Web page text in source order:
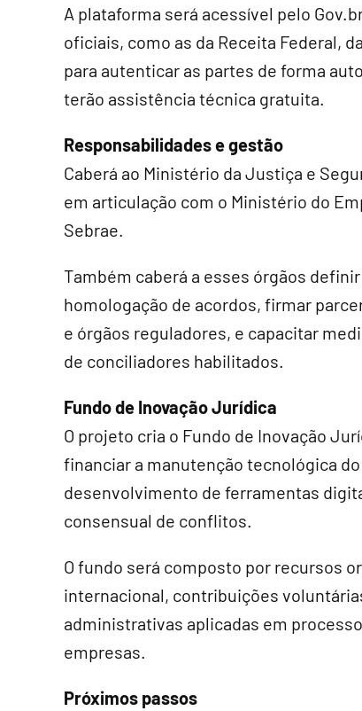
A plataforma será acessível pelo
oficiais, como as da Receita Federal,
para autenticar as partes de forma
terão assistência técnica gratuita.
Responsabilidades e gestão
Caberá ao Ministério da Justiça e
em articulação com o Ministério do
Sebrae.
Também caberá a esses órgãos
homologação de acordos, firmar
e órgãos reguladores, e capacitar
de conciliadores habilitados.
Fundo de Inovação Jurídica
O projeto cria o Fundo de Inovação
financiar a manutenção tecnológica
desenvolvimento de ferramentas
consensual de conflitos.
O fundo será composto por recursos
internacional, contribuições
administrativas aplicadas em
empresas.
Próximos passos